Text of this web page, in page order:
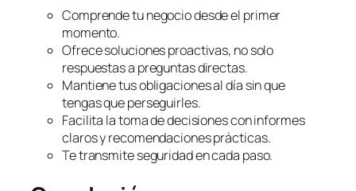
Comprende tu negocio desde el primer
momento.
Ofrece soluciones proactivas, no solo
respuestas a preguntas directas.
Mantiene tus obligaciones al día sin que
tengas que perseguirles.
Facilita la toma de decisiones con informes
claros y recomendaciones prácticas.
Te transmite seguridad en cada paso.